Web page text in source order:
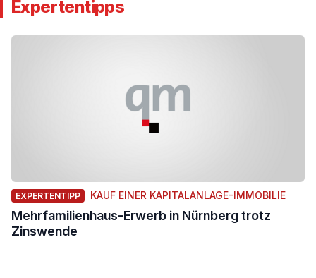
Expertentipps
EXPERTENTIPP KAUF EINER KAPITALANLAGE-IMMOBILIE
Mehrfamilienhaus-Erwerb in Nürnberg trotz
Zinswende